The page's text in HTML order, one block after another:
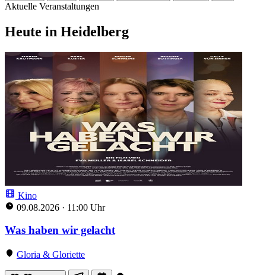
Aktuelle Veranstaltungen
Heute in Heidelberg
Kino
09.08.2026 · 11:00 Uhr
Was haben wir gelacht
Gloria & Gloriette